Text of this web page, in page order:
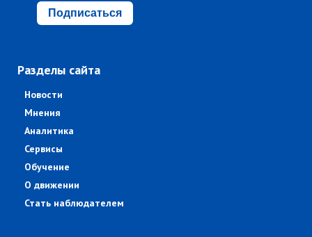
Подписаться
Разделы сайта
Новости
Мнения
Аналитика
Сервисы
Обучение
О движении
Стать наблюдателем